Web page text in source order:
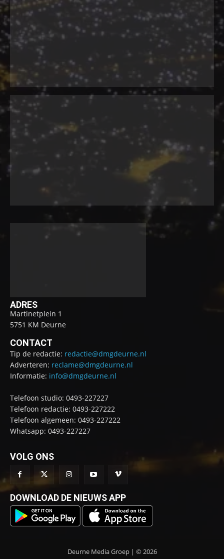
ADRES
Martinetplein 1
5751 KM Deurne
CONTACT
Tip de redactie: redactie@dmgdeurne.nl
Adverteren: reclame@dmgdeurne.nl
Informatie: info@dmgdeurne.nl
Telefoon studio: 0493-227227
Telefoon redactie: 0493-227222
Telefoon algemeen: 0493-227222
Whatsapp: 0493-227227
VOLG ONS
DOWNLOAD DE NIEUWS APP
Deurne Media Groep | © 2026